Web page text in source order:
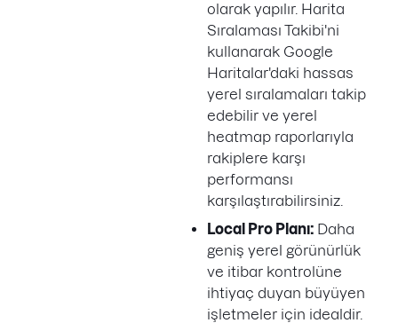
olarak yapılır. Harita
Sıralaması Takibi'ni
kullanarak Google
Haritalar'daki hassas
yerel sıralamaları takip
edebilir ve yerel
heatmap raporlarıyla
rakiplere karşı
performansı
karşılaştırabilirsiniz.
Local Pro Planı: Daha
geniş yerel görünürlük
ve itibar kontrolüne
ihtiyaç duyan büyüyen
işletmeler için idealdir.